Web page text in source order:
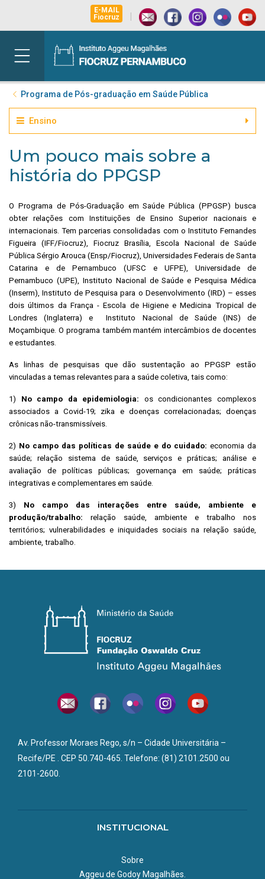
E-MAIL
Fiocruz
|
Programa de Pós-graduação em Saúde Pública
Ensino
Um pouco mais sobre a
história do PPGSP
O Programa de Pós-Graduação em Saúde Pública (PPGSP) busca
obter relações com Instituições de Ensino Superior nacionais e
internacionais. Tem parcerias consolidadas com o Instituto Fernandes
Figueira (IFF/Fiocruz), Fiocruz Brasília, Escola Nacional de Saúde
Pública Sérgio Arouca (Ensp/Fiocruz), Universidades Federais de Santa
Catarina e de Pernambuco (UFSC e UFPE), Universidade de
Pernambuco (UPE), Instituto Nacional de Saúde e Pesquisa Médica
(Inserm), Instituto de Pesquisa para o Desenvolvimento (IRD) – esses
dois últimos da França - Escola de Higiene e Medicina Tropical de
Londres (Inglaterra) e Instituto Nacional de Saúde (INS) de
Moçambique. O programa também mantém intercâmbios de docentes
e estudantes.
As linhas de pesquisas que dão sustentação ao PPGSP estão
vinculadas a temas relevantes para a saúde coletiva, tais como:
1) No campo da epidemiologia: os condicionantes complexos
associados a Covid-19; zika e doenças correlacionadas; doenças
crônicas não-transmissíveis.
2) No campo das políticas de saúde e do cuidado: economia da
saúde; relação sistema de saúde, serviços e práticas; análise e
avaliação de políticas públicas; governança em saúde; práticas
integrativas e complementares em saúde.
3) No campo das interações entre saúde, ambiente e
produção/trabalho: relação saúde, ambiente e trabalho nos
territórios; vulnerabilidades e iniquidades sociais na relação saúde,
ambiente, trabalho.
Av. Professor Moraes Rego, s/n – Cidade Universitária –
Recife/PE . CEP 50.740-465. Telefone: (81) 2101.2500 ou
2101-2600.
INSTITUCIONAL
Sobre
Aggeu de Godoy Magalhães.